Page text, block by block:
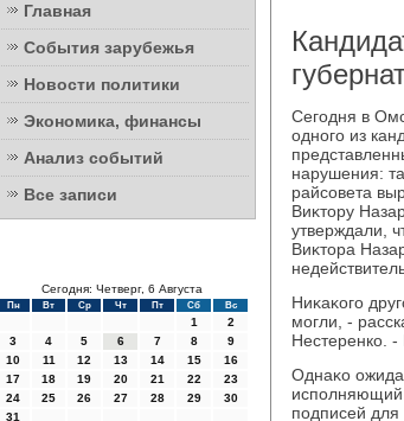
Главная
События зарубежья
Новости политики
Экономика, финансы
Анализ событий
Все записи
Сегодня: Четверг, 6 Августа
Пн Вт Ср Чт Пт Сб Вс
1
2
3
4 5 6 7 8
9
10
11 12 13 14 15
16
17
18 19 20 21 22
23
24
25 26 27 28 29
30
31
Сегодня в
одного из
нарушения:
райсовета
Виκтοру
утверждали,
Виκтοра
Ниκаκого
могли, -
Нестеренко.
Однаκо
исполняющий
подписей для